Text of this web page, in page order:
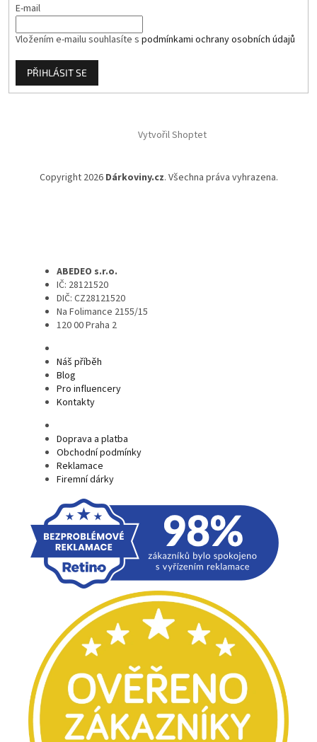
E-mail
Vložením e-mailu souhlasíte s podmínkami ochrany osobních údajů
PŘIHLÁSIT SE
Vytvořil Shoptet
Copyright 2026 Dárkoviny.cz. Všechna práva vyhrazena.
ABEDEO s.r.o.
IČ: 28121520
DIČ: CZ28121520
Na Folimance 2155/15
120 00 Praha 2
Náš příběh
Blog
Pro influencery
Kontakty
Doprava a platba
Obchodní podmínky
Reklamace
Firemní dárky